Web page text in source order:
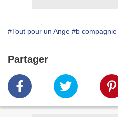
#Tout pour un Ange #b compagnie
Partager